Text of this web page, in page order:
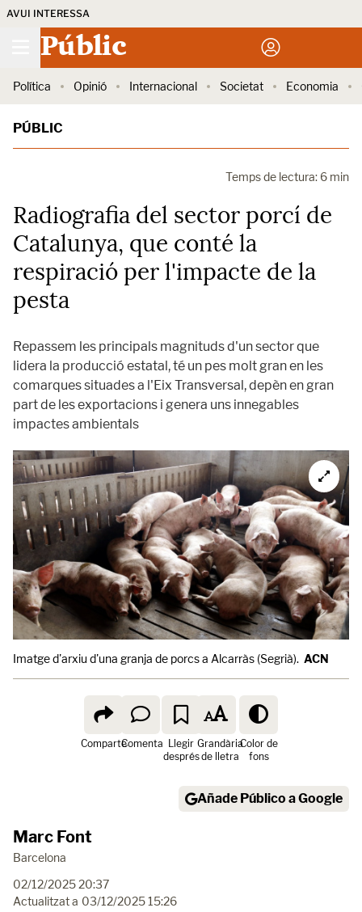
AVUI INTERESSA
Públic
Política Opinió Internacional Societat Economia
PÚBLIC
Temps de lectura: 6 min
Radiografia del sector porcí de
Catalunya, que conté la
respiració per l'impacte de la
pesta
Repassem les principals magnituds d'un sector que
lidera la producció estatal, té un pes molt gran en les
comarques situades a l'Eix Transversal, depèn en gran
part de les exportacions i genera uns innegables
impactes ambientals
Imatge d'arxiu d'una granja de porcs a Alcarràs (Segrià). ACN
ComparteComenta Llegir
després
Grandària
de lletra
Color de
fons
Añade Público a Google
Marc Font
Barcelona
02/12/2025 20:37
Actualitzat a 03/12/2025 15:26